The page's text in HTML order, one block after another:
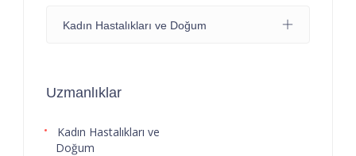
Kadın Hastalıkları ve Doğum
Uzmanlıklar
Kadın Hastalıkları ve
Doğum